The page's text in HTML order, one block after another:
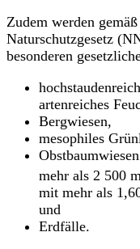
Zudem werden
Naturschutzgesetz
besonderen
artenreiches
Bergwiesen,
mesophiles
mehr als 2 500
mit mehr als
und
Erdfälle.